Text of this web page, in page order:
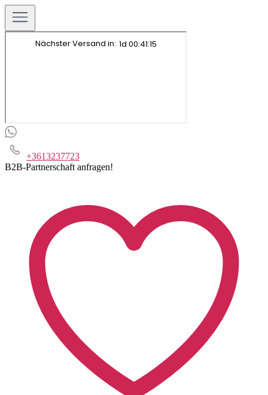
+3613237723
B2B-Partnerschaft anfragen!